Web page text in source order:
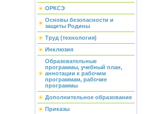
ОРКСЭ
Основы безопасности и
защиты Родины
Труд (технология)
Инклюзия
Образовательные
программы, учебный план,
аннотации к рабочим
программам, рабочие
программы
Дополнительное образование
Приказы